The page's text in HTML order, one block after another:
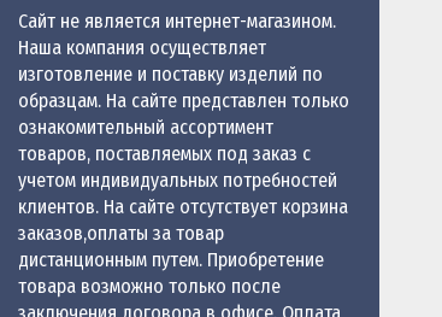
Сайт не является интернет-магазином.
Наша компания осуществляет
изготовление и поставку изделий по
образцам. На сайте представлен только
ознакомительный ассортимент
товаров, поставляемых под заказ с
учетом индивидуальных потребностей
клиентов. На сайте отсутствует корзина
заказов,оплаты за товар
дистанционным путем. Приобретение
товара возможно только после